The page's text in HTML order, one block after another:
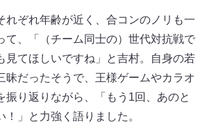
れぞれ年齢が近く、合コンのノリも一
て、「（チーム同士の）世代対抗戦で
見てほしいですね」と吉村。自身の若
昧だったそうで、王様ゲームやカラオ
振り返りながら、「もう1回、あのと
！」と力強く語りました。